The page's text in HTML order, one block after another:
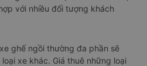
với nhiều đối tượng khách
ghế ngồi thường đa phần sẽ
xe khác. Giá thuê những loại